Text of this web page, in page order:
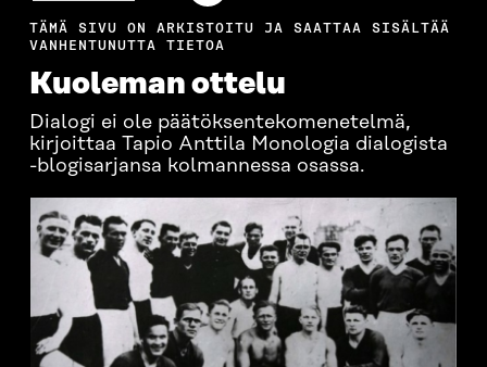
lukuaika
TÄMÄ SIVU ON ARKISTOITU JA SAATTAA SISÄLTÄÄ
VANHENTUNUTTA TIETOA
Kuoleman ottelu
Dialogi ei ole päätöksentekomenetelmä,
kirjoittaa Tapio Anttila Monologia dialogista
-blogisarjansa kolmannessa osassa.